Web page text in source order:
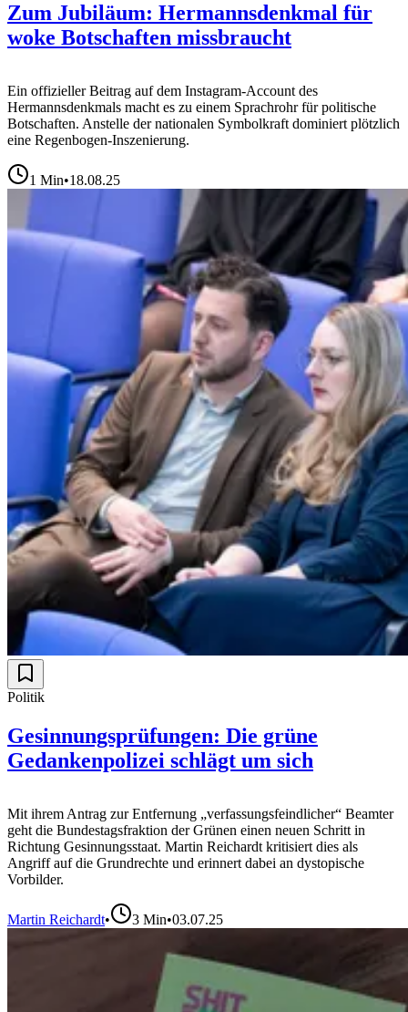
Zum Jubiläum: Hermannsdenkmal für
woke Botschaften missbraucht
Ein offizieller Beitrag auf dem Instagram-Account des
Hermannsdenkmals macht es zu einem Sprachrohr für politische
Botschaften. Anstelle der nationalen Symbolkraft dominiert plötzlich
eine Regenbogen-Inszenierung.
1 Min•18.08.25
Politik
Gesinnungsprüfungen: Die grüne
Gedankenpolizei schlägt um sich
Mit ihrem Antrag zur Entfernung „verfassungsfeindlicher“ Beamter
geht die Bundestagsfraktion der Grünen einen neuen Schritt in
Richtung Gesinnungsstaat. Martin Reichardt kritisiert dies als
Angriff auf die Grundrechte und erinnert dabei an dystopische
Vorbilder.
Martin Reichardt• 3 Min•03.07.25